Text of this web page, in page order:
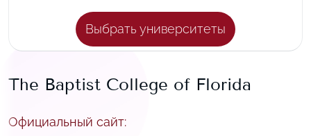
Выбрать университеты
The Baptist College of Florida
Официальный сайт: